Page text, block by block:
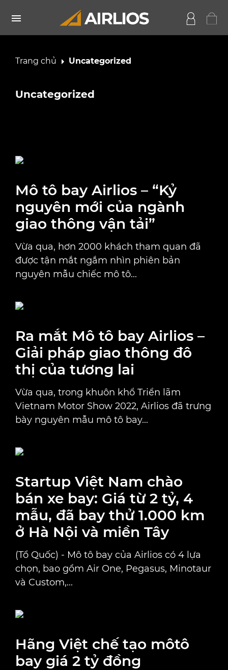
Trang chủ Uncategorized
Uncategorized
Mô tô bay Airlios – “Kỷ
nguyên mới của ngành
giao thông vận tải”
Vừa qua, hơn 2000 khách tham quan đã
được tận mắt ngắm nhìn phiên bản
nguyên mẫu chiếc mô tô...
Ra mắt Mô tô bay Airlios –
Giải pháp giao thông đô
thị của tương lai
Vừa qua, trong khuôn khổ Triển lãm
Vietnam Motor Show 2022, Airlios đã trưng
bày nguyên mẫu mô tô bay...
Startup Việt Nam chào
bán xe bay: Giá từ 2 tỷ, 4
mẫu, đã bay thử 1.000 km
ở Hà Nội và miền Tây
(Tổ Quốc) - Mô tô bay của Airlios có 4 lựa
chọn, bao gồm Air One, Pegasus, Minotaur
và Custom,...
Hãng Việt chế tạo môtô
bay giá 2 tỷ đồng